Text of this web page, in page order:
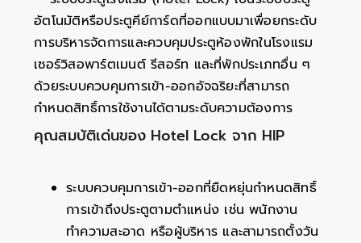
Blog
Services
อัตโนมัติหรือประตูคีย์การ์ดที่ออกแบบมาเพื่อยกระดับ
การบริหารจัดการและควบคุมประตูห้องพักในโรงแรม
เซอร์วิสอพาร์ตเมนต์ รีสอร์ท และที่พักประเภทอื่น ๆ
ด้วยระบบควบคุมการเข้า-ออกอัจฉริยะที่สามารถ
กำหนดสิทธิ์การใช้งานได้ตามระดับความต้องการ
คุณสมบัติเด่นของ Hotel Lock จาก HIP
ระบบควบคุมการเข้า-ออกที่ยืดหยุ่นกำหนดสิทธิ์
การเข้าถึงประตูตามตำแหน่ง เช่น พนักงาน
ทำความสะอาด หรือผู้บริหาร และสามารถตั้งวัน